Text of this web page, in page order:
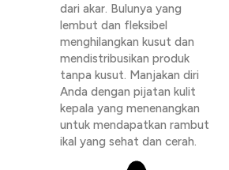
dari akar. Bulunya yang
lembut dan fleksibel
menghilangkan kusut dan
mendistribusikan produk
tanpa kusut. Manjakan diri
Anda dengan pijatan kulit
kepala yang menenangkan
untuk mendapatkan rambut
ikal yang sehat dan cerah.